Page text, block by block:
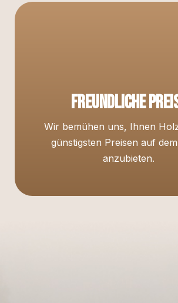
Freundliche
Wir bemühen uns, Ihnen
günstigsten Preisen auf
anzubieten.